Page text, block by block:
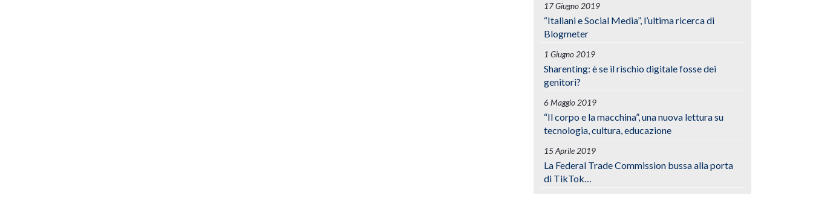
17 Giugno 2019
“Italiani e Social Media”, l’ultima ricerca di
Blogmeter
1 Giugno 2019
Sharenting: è se il rischio digitale fosse dei
genitori?
6 Maggio 2019
“Il corpo e la macchina”, una nuova lettura su
tecnologia, cultura, educazione
15 Aprile 2019
La Federal Trade Commission bussa alla porta
di TikTok…